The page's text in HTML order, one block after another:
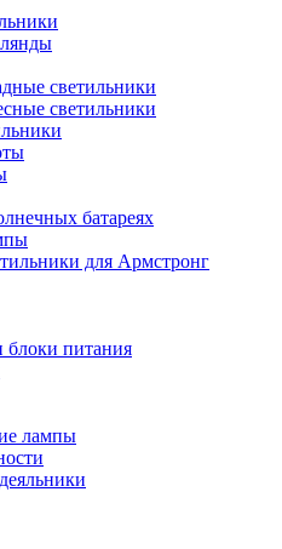
светильники
светильники
батареях
для Армстронг
блоки питания
лампы